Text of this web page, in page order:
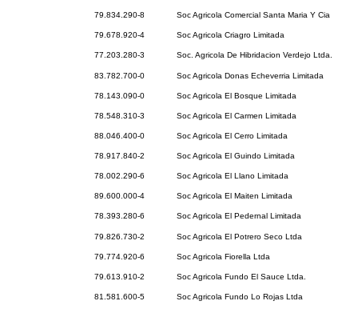
79.834.290-8 Soc Agricola Comercial Santa Maria Y Cia
79.678.920-4 Soc Agricola Criagro Limitada
77.203.280-3 Soc. Agricola De Hibridacion Verdejo Ltda.
83.782.700-0 Soc Agricola Donas Echeverria Limitada
78.143.090-0 Soc Agricola El Bosque Limitada
78.548.310-3 Soc Agricola El Carmen Limitada
88.046.400-0 Soc Agricola El Cerro Limitada
78.917.840-2 Soc Agricola El Guindo Limitada
78.002.290-6 Soc Agricola El Llano Limitada
89.600.000-4 Soc Agricola El Maiten Limitada
78.393.280-6 Soc Agricola El Pedernal Limitada
79.826.730-2 Soc Agricola El Potrero Seco Ltda
79.774.920-6 Soc Agricola Fiorella Ltda
79.613.910-2 Soc Agricola Fundo El Sauce Ltda.
81.581.600-5 Soc Agricola Fundo Lo Rojas Ltda